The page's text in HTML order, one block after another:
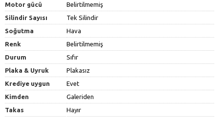
Motor gücü
Belirtilmemiş
Silindir Sayısı
Tek Silindir
Soğutma
Hava
Renk
Belirtilmemiş
Durum
Sıfır
Plaka & Uyruk
Plakasız
Krediye uygun
Evet
Kimden
Galeriden
Takas
Hayır